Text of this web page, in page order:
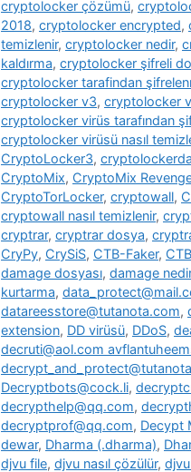
cryptolocker çözümü,
2018, cryptolocker encrypted,
temizlenir, cryptolocker nedir,
kaldırma, cryptolocker şifreli
cryptolocker tarafindan
cryptolocker v3, cryptolocker
cryptolocker virüs tarafından
cryptolocker virüsü nasıl
CryptoLocker3,
CryptoMix, CryptoMix
CryptoTorLocker, cryptowall,
cryptowall nasıl temizlenir,
cryptrar, cryptrar dosya,
CryPy, CrySiS, CTB-Faker,
damage dosyası, damage nedir
kurtarma,
datareesstore@tutanota.com,
extension, DD virüsü, DDoS,
decruti@aol.com
Decryptbots@cock.li,
decrypthelp@qq.com,
decryptprof@qq.com, Decypt
dewar, Dharma (.dharma),
djvu file, djvu nasıl çözülür,